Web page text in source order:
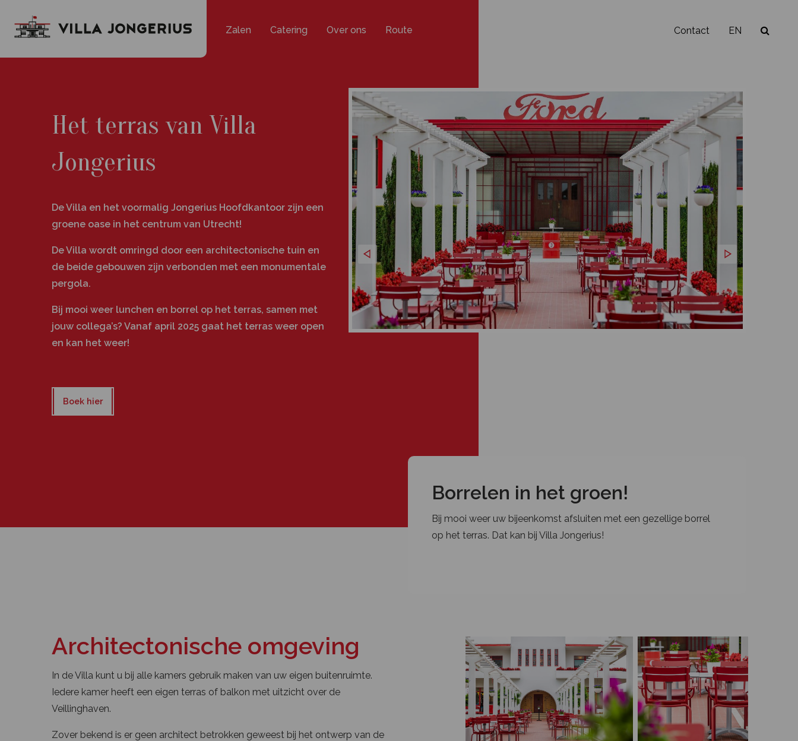
Zalen Catering Over ons Route Contact EN
Het terras van Villa
Jongerius
De Villa en het voormalig Jongerius Hoofdkantoor zijn een
groene oase in het centrum van Utrecht!
De Villa wordt omringd door een architectonische tuin en
de beide gebouwen zijn verbonden met een monumentale
pergola.
Bij mooi weer lunchen en borrel op het terras, samen met
jouw collega’s? Vanaf april 2025 gaat het terras weer open
en kan het weer!
Boek hier
Borrelen in het groen!
Bij mooi weer uw bijeenkomst afsluiten met een gezellige borrel
op het terras. Dat kan bij Villa Jongerius!
Architectonische omgeving
In de Villa kunt u bij alle kamers gebruik maken van uw eigen buitenruimte.
Iedere kamer heeft een eigen terras of balkon met uitzicht over de
Veillinghaven.
Zover bekend is er geen architect betrokken geweest bij het ontwerp van de